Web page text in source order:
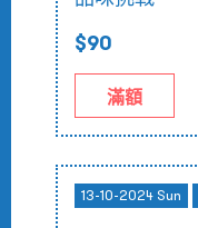
$90
滿額
13-10-2024 Sun